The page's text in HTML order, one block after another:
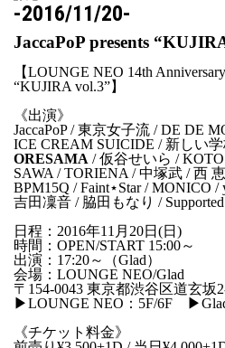
-2016/11/20-
JaccaPoP presents
【LOUNGE NEO 14th Anniversary
“KUJIRA vol.3”】
《出演》
JaccaPoP / 東京女子流 / DE DE
ICE CREAM SUICIDE / 新しい
ORESAMA / 仮谷せいら /
SAWA / TORIENA / 中塚武 / 西
BPM15Q / Faint⋆Star / MONICO /
吉田凜音 / 脇田もなり / Supported
日程：2016年11月20日(日)
時間：OPEN/START 15:00～
出演：17:20～（Glad）
会場：LOUNGE NEO/Glad
〒154-0043 東京都渋谷区道玄坂
▶︎LOUNGE NEO：5F/6F
《チケット料金》